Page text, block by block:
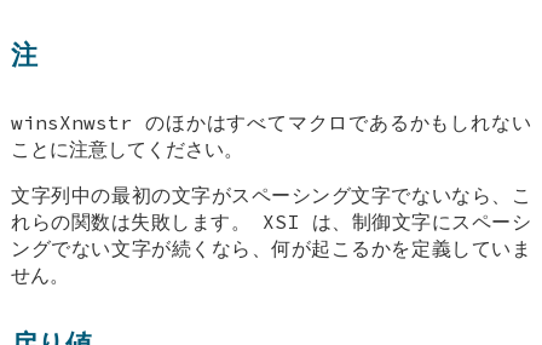
注
winsXnwstr のほかはすべてマクロであるかもしれない
ことに注意してください。
文字列中の最初の文字がスペーシング文字でないなら、こ
れらの関数は失敗します。 XSI は、制御文字にスペーシ
ングでない文字が続くなら、何が起こるかを定義していま
せん。